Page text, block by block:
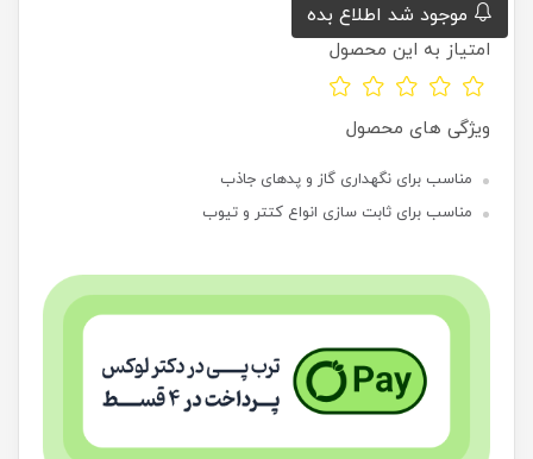
موجود شد اطلاع بده
امتیاز به این محصول
ویژگی های محصول
مناسب برای نگهداری گاز و پدهای جاذب
مناسب برای ثابت سازی انواع کتتر و تیوب